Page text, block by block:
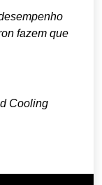
fazem que
Cooling